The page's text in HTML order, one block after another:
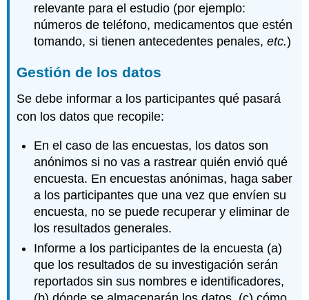
relevante para el estudio (por ejemplo:
números de teléfono, medicamentos que estén
tomando, si tienen antecedentes penales,etc.)
Gestión de los datos
Se debe informar a los participantes qué pasará
con los datos que recopile:
En el caso de las encuestas, los datos son
anónimos si no vas a rastrear quién envió qué
encuesta. En encuestas anónimas, haga saber
a los participantes que una vez que envíen su
encuesta, no se puede recuperar y eliminar de
los resultados generales.
Informe a los participantes de la encuesta (a)
que los resultados de su investigación serán
reportados sin sus nombres e identificadores,